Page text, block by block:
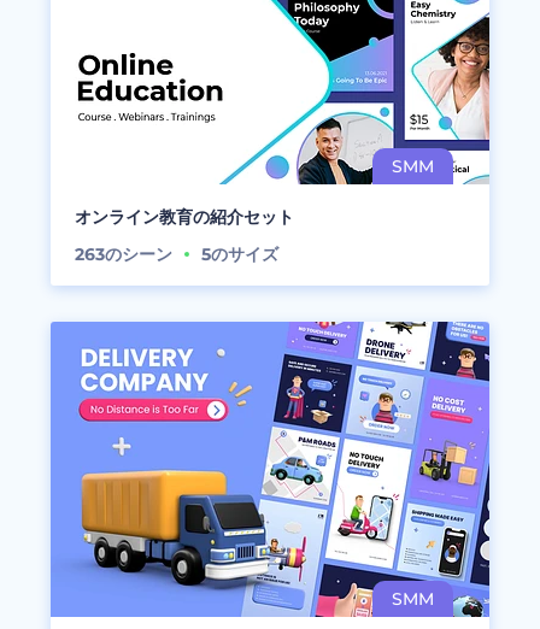
オンライン教育の紹介セット
263のシーン 5のサイズ